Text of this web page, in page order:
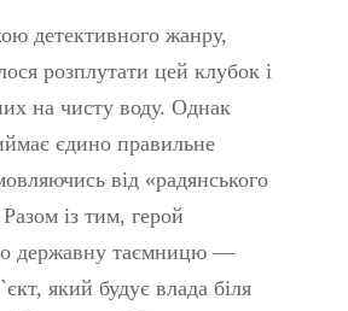
детективного жанру,
розплутати цей клубок і
на чисту воду. Однак
єдино правильне
від «радянського
із тим, герой
державну таємницю —
який будує влада біля